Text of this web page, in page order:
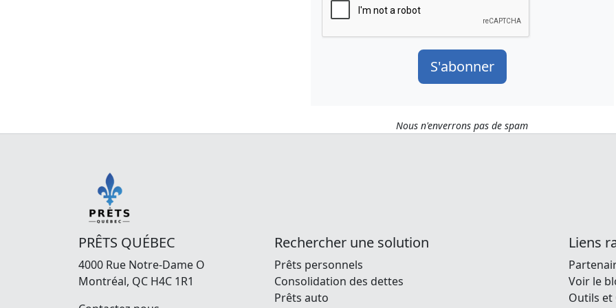
Prêts sans vérification bancaire
Signification d'une libération
faillite
côté ?
Durée de la dette dans un
voiture?
Vérifier l'historique d'une
Le transfert d'hypothèque
S'abonner
Nous n'enverrons pas de spam
PRÊTS QUÉBEC
4000 Rue Notre-Dame O
Montréal, QC H4C 1R1
Rechercher une solution
Prêts personnels
Consolidation des dettes
Prêts auto
Liens
Voir le
Outils et